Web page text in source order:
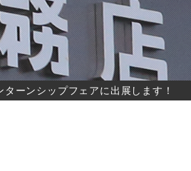
ターンシップフェアに出展します！